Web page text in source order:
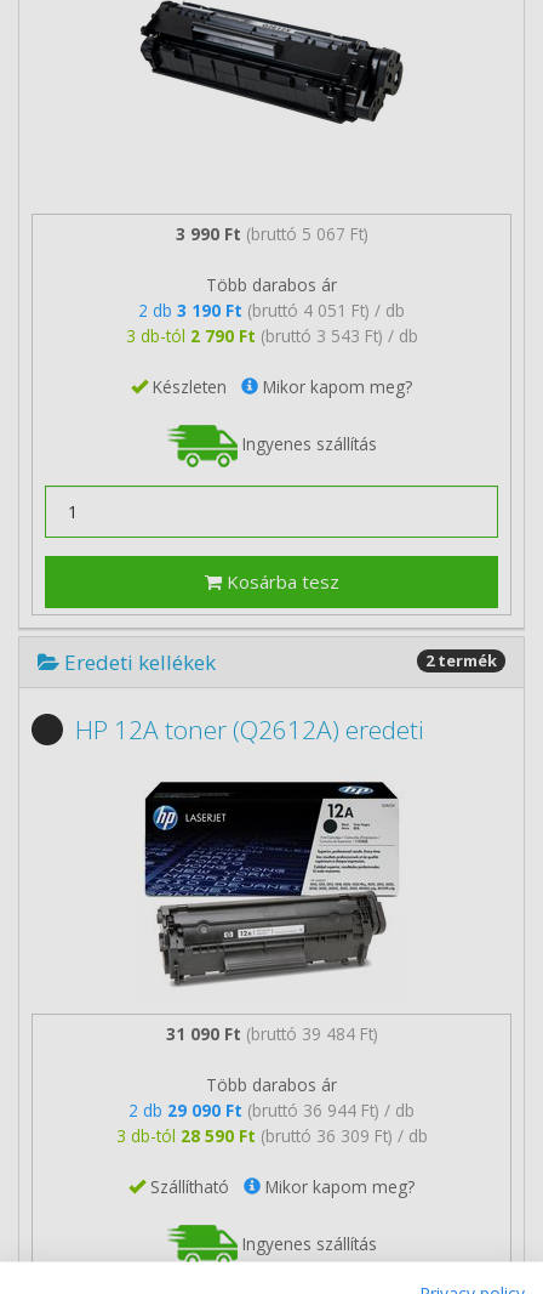
3 990 Ft (bruttó 5 067 Ft)
Több darabos ár
2 db 3 190 Ft (bruttó 4 051 Ft) / db
3 db-tól 2 790 Ft (bruttó 3 543 Ft) / db
Készleten Mikor kapom meg?
Ingyenes szállítás
Kosárba tesz
Eredeti kellékek 2 termék
HP 12A toner (Q2612A) eredeti
31 090 Ft (bruttó 39 484 Ft)
Több darabos ár
2 db 29 090 Ft (bruttó 36 944 Ft) / db
3 db-tól 28 590 Ft (bruttó 36 309 Ft) / db
Szállítható Mikor kapom meg?
Ingyenes szállítás